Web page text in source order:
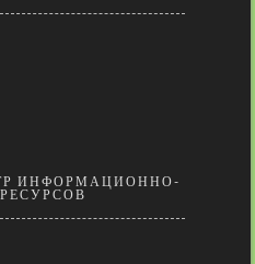
ИНФОРМАЦИОННО-